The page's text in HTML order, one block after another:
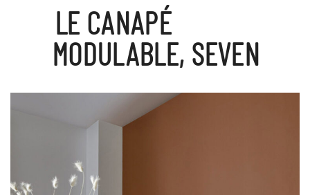
LE CANAPÉ
MODULABLE, SEVEN